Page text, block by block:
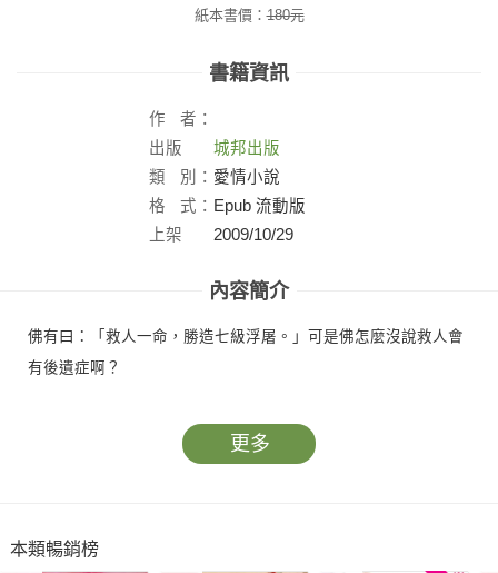
紙本書價：180元
書籍資訊
作
者：
出版
社：
城邦出版
類
別： 愛情小說
格
式： Epub 流動版
上架
2009/10/29
內容簡介
佛有曰：「救人一命，勝造七級浮屠。」可是佛怎麼沒說救人會
有後遺症啊？
更多
本類暢銷榜